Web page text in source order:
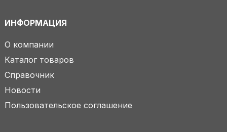
ИНФОРМАЦИЯ
О компании
Каталог товаров
Справочник
Новости
Пользовательское соглашение